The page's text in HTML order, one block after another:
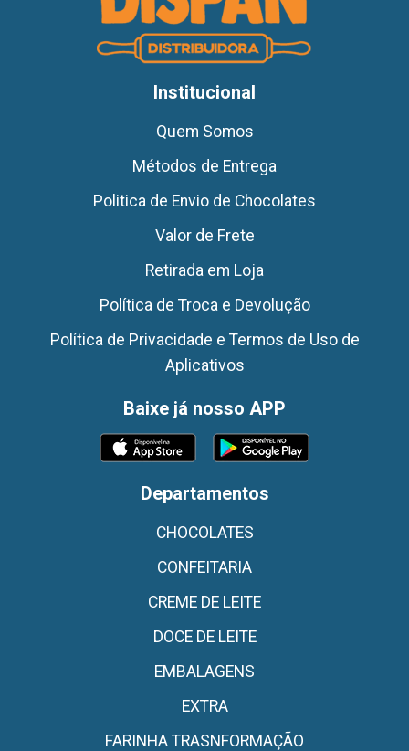
Institucional
Quem Somos
Métodos de Entrega
Politica de Envio de Chocolates
Valor de Frete
Retirada em Loja
Política de Troca e Devolução
Política de Privacidade e Termos de Uso de
Aplicativos
Baixe já nosso APP
Departamentos
CHOCOLATES
CONFEITARIA
CREME DE LEITE
DOCE DE LEITE
EMBALAGENS
EXTRA
FARINHA TRASNFORMAÇÃO